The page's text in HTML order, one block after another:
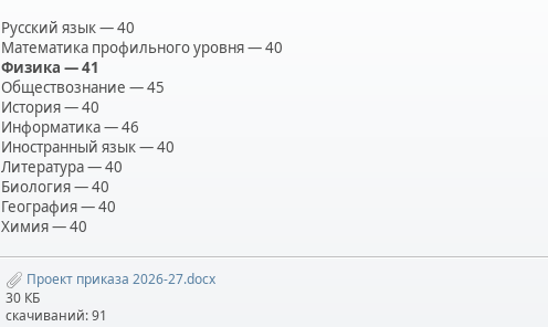
Русский язык — 40
Математика профильного уровня — 40
Физика — 41
Обществознание — 45
История — 40
Информатика — 46
Иностранный язык — 40
Литература — 40
Биология — 40
География — 40
Химия — 40
Проект приказа 2026-27.docx
30 КБ
скачиваний: 91